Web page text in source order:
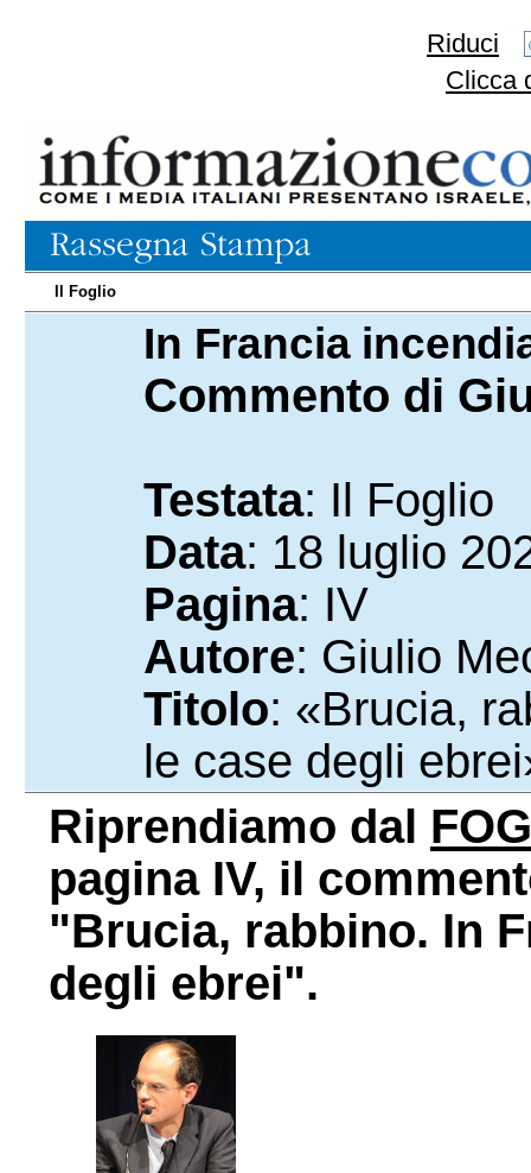
Riduci
Clicca
Il Foglio
In Francia
Commento di
Testata: Il Foglio
Data: 18 luglio
Pagina: IV
Autore: Giulio
Titolo: «Brucia,
le case degli
Riprendiamo dal
pagina IV, il
"Brucia, rabbino. In
degli ebrei".